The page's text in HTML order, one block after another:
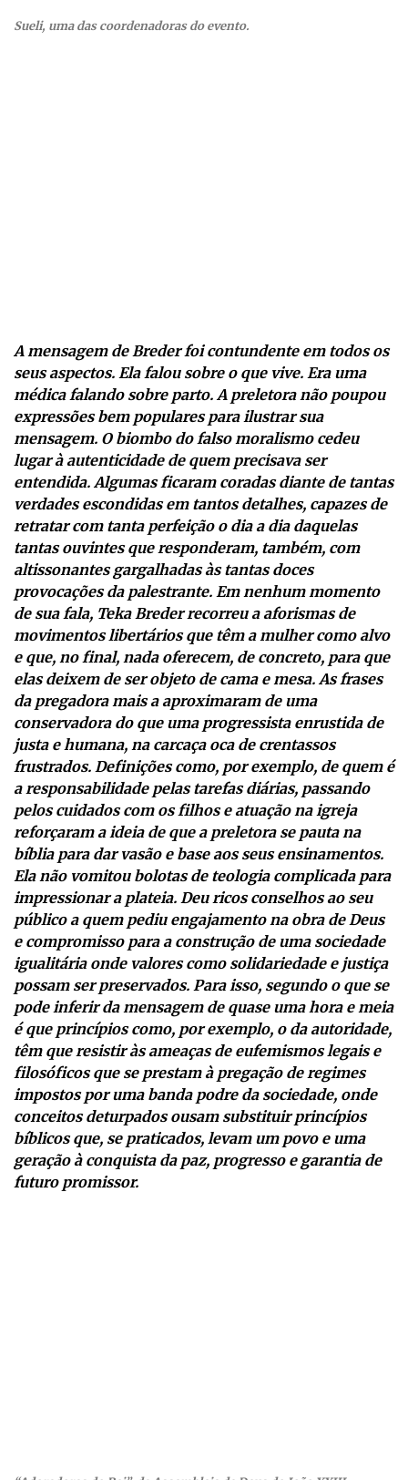
Sueli, uma das coordenadoras do evento.
A mensagem de Breder foi contundente em todos os
seus aspectos. Ela falou sobre o que vive. Era uma
médica falando sobre parto. A preletora não poupou
expressões bem populares para ilustrar sua
mensagem. O biombo do falso moralismo cedeu
lugar à autenticidade de quem precisava ser
entendida. Algumas ficaram coradas diante de tantas
verdades escondidas em tantos detalhes, capazes de
retratar com tanta perfeição o dia a dia daquelas
tantas ouvintes que responderam, também, com
altissonantes gargalhadas às tantas doces
provocações da palestrante. Em nenhum momento
de sua fala, Teka Breder recorreu a aforismas de
movimentos libertários que têm a mulher como alvo
e que, no final, nada oferecem, de concreto, para que
elas deixem de ser objeto de cama e mesa. As frases
da pregadora mais a aproximaram de uma
conservadora do que uma progressista enrustida de
justa e humana, na carcaça oca de crentassos
frustrados. Definições como, por exemplo, de quem é
a responsabilidade pelas tarefas diárias, passando
pelos cuidados com os filhos e atuação na igreja
reforçaram a ideia de que a preletora se pauta na
bíblia para dar vasão e base aos seus ensinamentos.
Ela não vomitou bolotas de teologia complicada para
impressionar a plateia. Deu ricos conselhos ao seu
público a quem pediu engajamento na obra de Deus
e compromisso para a construção de uma sociedade
igualitária onde valores como solidariedade e justiça
possam ser preservados. Para isso, segundo o que se
pode inferir da mensagem de quase uma hora e meia
é que princípios como, por exemplo, o da autoridade,
têm que resistir às ameaças de eufemismos legais e
filosóficos que se prestam à pregação de regimes
impostos por uma banda podre da sociedade, onde
conceitos deturpados ousam substituir princípios
bíblicos que, se praticados, levam um povo e uma
geração à conquista da paz, progresso e garantia de
futuro promissor.